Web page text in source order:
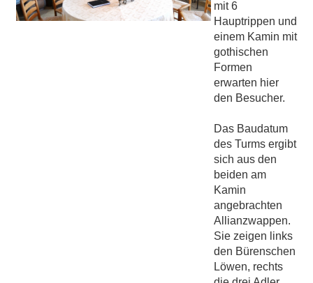
mit 6
Hauptrippen und
einem Kamin mit
gothischen
Formen
erwarten hier
den Besucher.
Das Baudatum
des Turms ergibt
sich aus den
beiden am
Kamin
angebrachten
Allianzwappen.
Sie zeigen links
den Bürenschen
Löwen, rechts